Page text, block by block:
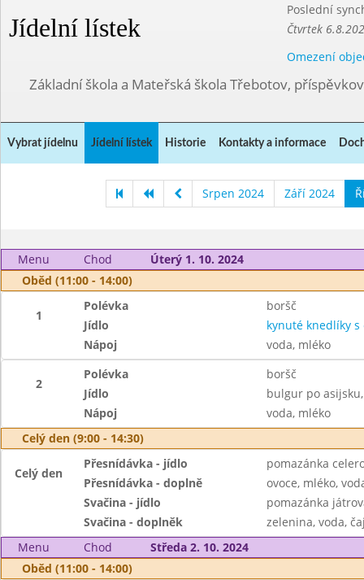
Jídelní lístek
Poslední
Čtvrtek
Omezení
Základní škola a Mateřská škola Třebotov,
Vybrat jídelnu Jídelní lístek Historie Kontakty a informace
Srpen 2024 Září 2024
Menu Chod
Úterý 1. 10. 2024
Oběd (11:00 - 14:00)
1
Polévka
boršč
Jídlo
kynuté knedlíky
Nápoj
voda, mléko
2
Polévka
boršč
Jídlo
bulgur po
Nápoj
voda, mléko
Celý den (9:00 - 14:30)
Celý den
Přesnídávka - jídlo
pomazánka
Přesnídávka - doplně
ovoce, mléko,
Svačina - jídlo
pomazánka
Svačina - doplněk
zelenina, voda,
Menu
Chod
Středa 2. 10. 2024
Oběd (11:00 - 14:00)